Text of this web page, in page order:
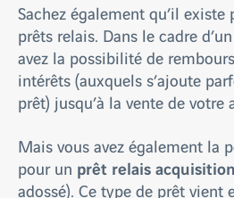
Sachez également qu’il
prêts relais. Dans le cadre d’un
avez la possibilité de
intérêts (auxquels s’ajoute
prêt) jusqu’à la vente de votre
Mais vous avez également la
pour un prêt relais acquisition
adossé). Ce type de prêt